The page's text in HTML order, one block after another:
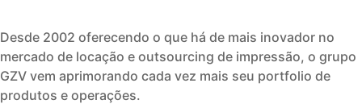
Desde 2002 oferecendo o que há de mais inovador no
mercado de locação e outsourcing de impressão, o grupo
GZV vem aprimorando cada vez mais seu portfolio de
produtos e operações.